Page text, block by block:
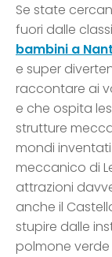
Se state
fuori dalle
bambini a
e super
raccontare ai
e che ospita
strutture
mondi inventati
meccanico di
attrazioni
anche il
stupire dalle
polmone